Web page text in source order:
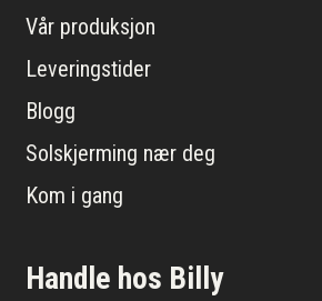
Vår produksjon
Leveringstider
Blogg
Solskjerming nær deg
Kom i gang
Handle hos Billy